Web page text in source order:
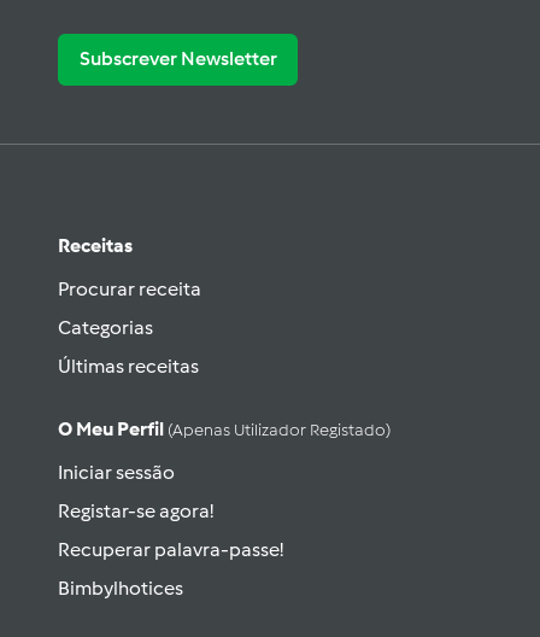
Subscrever Newsletter
Receitas
Procurar receita
Categorias
Últimas receitas
O Meu Perfil (apenas Utilizador Registado)
Iniciar sessão
Registar-se agora!
Recuperar palavra-passe!
Bimbylhotices